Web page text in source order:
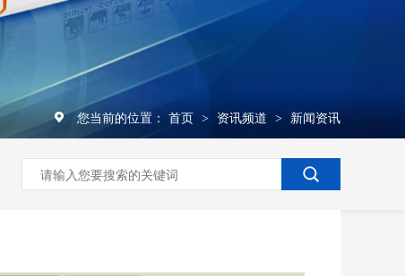
您当前的位置： 首页 > 资讯频道 > 新闻资讯